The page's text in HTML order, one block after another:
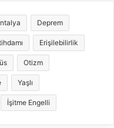
Deprem
Erişilebilirlik
Otizm
Yaşlı
İşitme Engelli